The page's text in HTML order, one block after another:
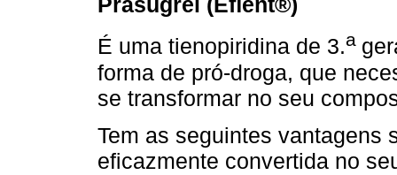
É uma tienopiridina de 3.a
forma de pró-droga, que
se transformar no seu
Tem as seguintes vantagens
eﬁcazmente convertida no